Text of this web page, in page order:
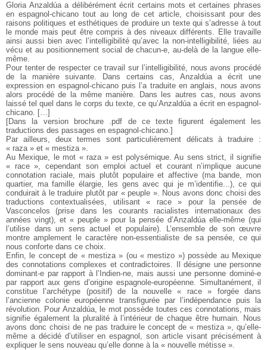
Gloria Anzaldúa a délibérément écrit certains mots et certaines phrases
en espagnol-chicano tout au long de cet article, choisissant pour des
raisons politiques et esthétiques de produire un texte qui s’adresse à tout
le monde mais peut être compris à des niveaux différents. Elle travaille
ainsi aussi bien avec l’intelligibilité qu’avec la non-intelligibilité, liées au
vécu et au positionnement social de chacun-e, au-delà de la langue elle-
même.
Pour tenter de respecter ce travail sur l’intelligibilité, nous avons procédé
de la manière suivante. Dans certains cas, Anzaldúa a écrit une
expression en espagnol-chicano puis l’a traduite en anglais, nous avons
alors procédé de la même manière. Dans les autres cas, nous avons
laissé tel quel dans le corps du texte, ce qu’Anzaldúa a écrit en espagnol-
chicano. […]
[Dans la version brochure .pdf de ce texte figurent également les
traductions des passages en espagnol-chicano.]
Par ailleurs, deux termes sont particulièrement délicats à traduire :
« raza » et « mestiza ».
Au Mexique, le mot « raza » est polysémique. Au sens strict, il signifie
« race », cependant son emploi actuel et courant n’implique aucune
connotation raciale, mais plutôt populaire et affective (ma bande, mon
quartier, ma famille élargie, les gens avec qui je m’identifie...), ce qui
conduirait à le traduire plutôt par « peuple ». Nous avons donc choisi des
traductions contextualisées, utilisant « race » pour la pensée de
Vasconcelos (prise dans les courants racialistes internationaux des
années vingt), et « peuple » pour la pensée d’Anzaldúa elle-même (qui
l’utilise dans un sens actuel et populaire). L’ensemble de son œuvre
montre amplement le caractère non-essentialiste de sa pensée, ce qui
nous conforte dans ce choix.
Enfin, le concept de « mestiza » (ou « mestizo ») possède au Mexique
des connotations complexes et contradictoires. Il désigne une personne
dominant-e par rapport à l’Indien-ne, mais aussi une personne dominé-e
par rapport aux gens d’origine espagnole-européenne. Simultanément, il
constitue l’archétype (positif) de la nouvelle « race » forgée dans
l’ancienne colonie européenne transfigurée par l’indépendance puis la
révolution. Pour Anzaldúa, le mot possède toutes ces connotations, mais
signifie également la pluralité à l’intérieur de chaque être humain. Nous
avons donc choisi de ne pas traduire le concept de « mestiza », qu’elle-
même a décidé d’utiliser en espagnol, son article visant précisément à
expliquer le sens nouveau qu’elle donne à la « nouvelle métisse ».